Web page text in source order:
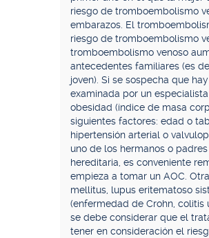
riesgo de tromboembolismo
embarazos. El
riesgo de tromboembolismo
tromboembolismo venoso
antecedentes familiares (es
joven). Si se sospecha que
examinada por un
obesidad (índice de masa
siguientes factores: edad o
hipertensión arterial o
uno de los hermanos o
hereditaria, es conveniente
empieza a tomar un AOC.
mellitus, lupus eritematoso
(enfermedad de Crohn, colitis
se debe considerar que el
tener en consideración el